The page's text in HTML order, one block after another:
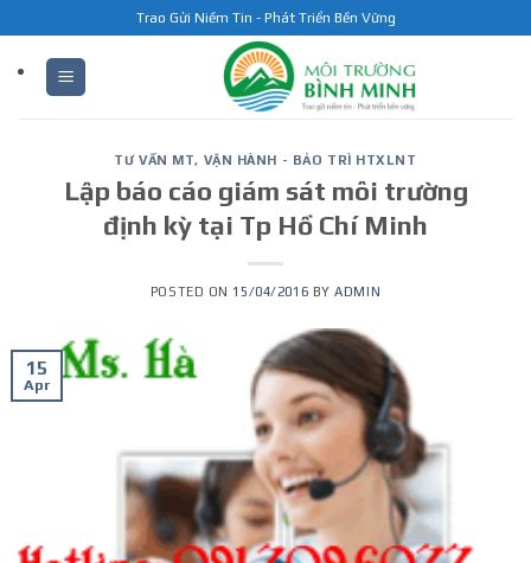
to
content
Trao Gửi Niềm Tin - Phát Triển Bền Vững
TƯ VẤN MT, VẬN HÀNH - BẢO TRÌ HTXLNT
Lập báo cáo giám sát môi trường
định kỳ tại Tp Hồ Chí Minh
POSTED ON 15/04/2016 BYADMIN
15
Apr